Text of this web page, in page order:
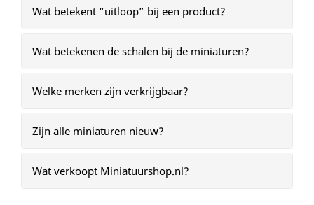
Wat betekent “uitloop” bij een product?
Wat betekenen de schalen bij de miniaturen?
Welke merken zijn verkrijgbaar?
Zijn alle miniaturen nieuw?
Wat verkoopt Miniatuurshop.nl?